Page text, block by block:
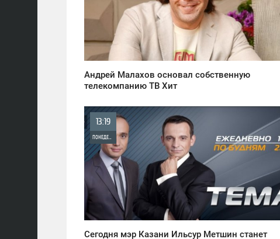
Андрей Малахов основал собственную
телекомпанию ТВ Хит
13:19
0
Сегодня мэр Казани Ильсур Метшин станет